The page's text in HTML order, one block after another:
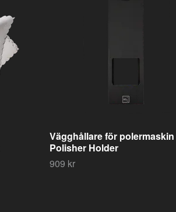
Vägghållare för polermaskin
Polisher Holder
909 kr